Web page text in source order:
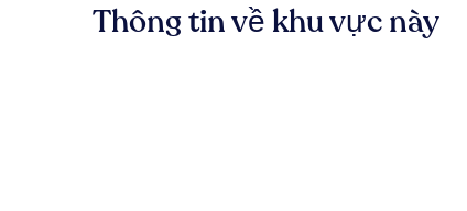
Thông tin về khu vực này